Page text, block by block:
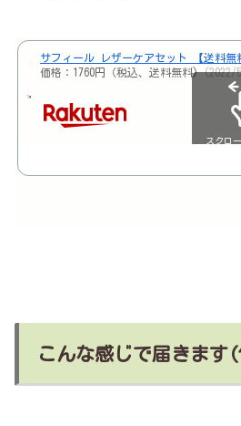
サフィール レザーケアセット 【送料
価格：1760円（税込、送料無料)(2022/
スクロ
こんな感じで届きます